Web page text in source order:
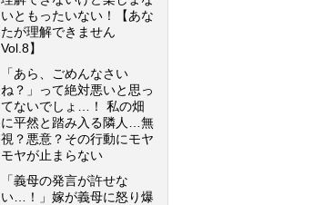
いともったいない！【あな
たが理解できません
Vol.8】
「あら、ごめんなさい
ね？」って絶対悪いと思っ
てないでしょ…！ 私の畑
に平然と踏み入る隣人…無
視？悪意？その行動にモヤ
モヤが止まらない
「義母の発言が許せな
い…！」嫁が義母に怒り爆